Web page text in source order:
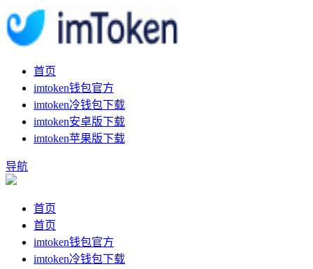
首页
imtoken钱包官方
imtoken冷钱包下载
imtoken安卓版下载
imtoken苹果版下载
导航
首页
首页
imtoken钱包官方
imtoken冷钱包下载